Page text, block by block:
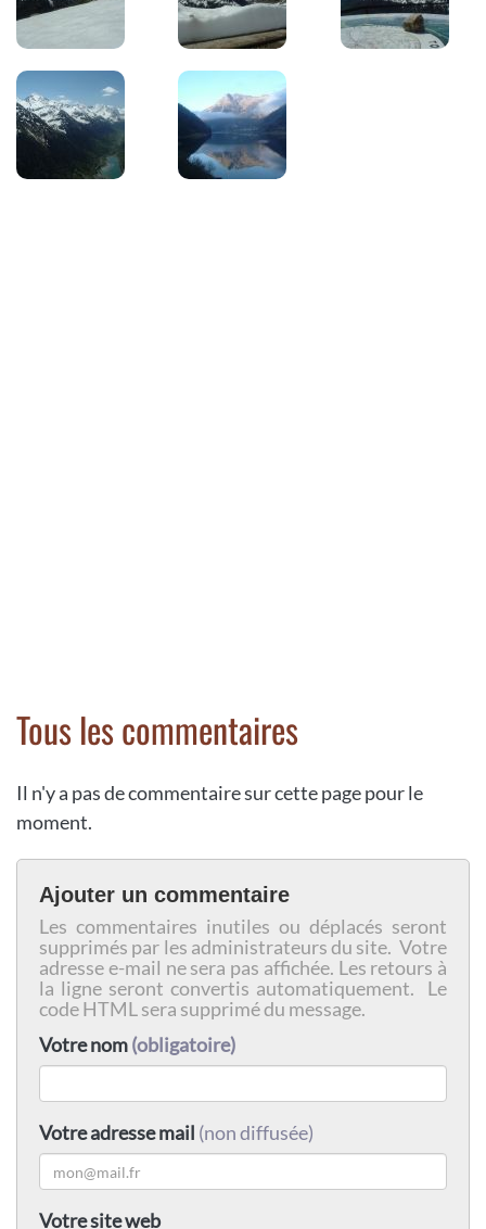
Tous les commentaires
Il n'y a pas de commentaire sur cette page pour le
moment.
Ajouter un commentaire
Les commentaires inutiles ou déplacés seront
supprimés par les administrateurs du site. Votre
adresse e-mail ne sera pas affichée. Les retours à
la ligne seront convertis automatiquement. Le
code HTML sera supprimé du message.
Votre nom(obligatoire)
Votre adresse mail (non diffusée)
Votre site web